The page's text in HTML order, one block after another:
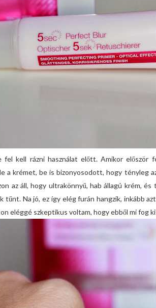
kell rázni használat előtt. Amikor először
a krémet, be is bizonyosodott, hogy tényleg
az áll, hogy ultrakönnyű, hab állagú krém,
tűnt. Na jó, ez így elég furán hangzik, inkább
eléggé szkeptikus voltam, hogy ebből mi fog